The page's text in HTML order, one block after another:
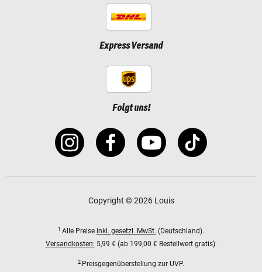
Express Versand
Folgt uns!
Copyright © 2026 Louis
1 Alle Preise inkl. gesetzl. MwSt. (Deutschland).
Versandkosten: 5,99 € (ab 199,00 € Bestellwert gratis).
2 Preisgegenüberstellung zur UVP.